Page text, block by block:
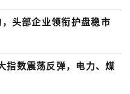
头部企业领衔护盘稳市
指数震荡反弹，电力、煤